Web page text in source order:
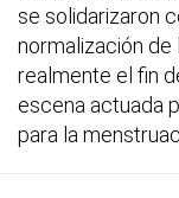
se solidarizaron
normalización de
realmente el fin
escena actuada
para la